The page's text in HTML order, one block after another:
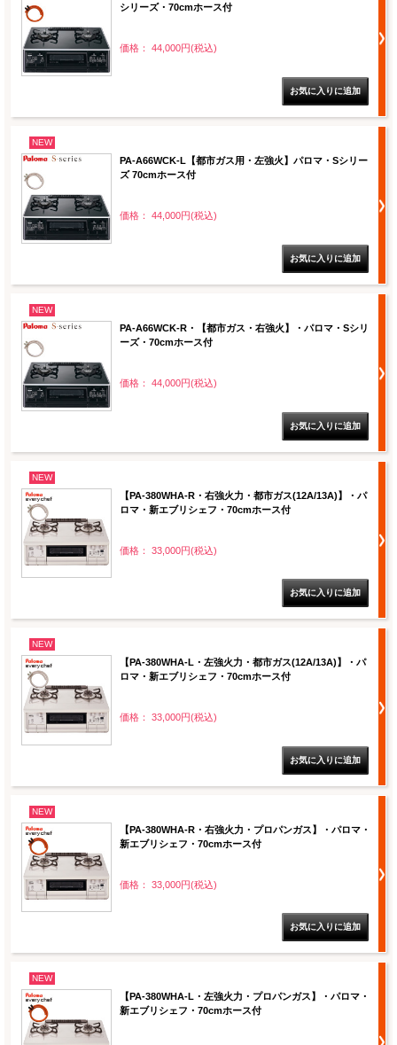
シリーズ・70cmホース付
価格： 44,000円(税込)
NEW
PA-A66WCK-L【都市ガス用・左強火】パロマ・Sシリー
ズ 70cmホース付
価格： 44,000円(税込)
NEW
PA-A66WCK-R・【都市ガス・右強火】・パロマ・Sシリ
ーズ・70cmホース付
価格： 44,000円(税込)
NEW
【PA-380WHA-R・右強火力・都市ガス(12A/13A)】・パ
ロマ・新エブリシェフ・70cmホース付
価格： 33,000円(税込)
NEW
【PA-380WHA-L・左強火力・都市ガス(12A/13A)】・パ
ロマ・新エブリシェフ・70cmホース付
価格： 33,000円(税込)
NEW
【PA-380WHA-R・右強火力・プロパンガス】・パロマ・
新エブリシェフ・70cmホース付
価格： 33,000円(税込)
NEW
【PA-380WHA-L・左強火力・プロパンガス】・パロマ・
新エブリシェフ・70cmホース付